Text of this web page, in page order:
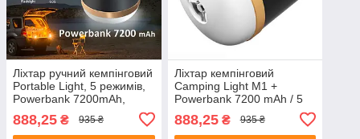
Ліхтар ручний кемпінговий
Portable Light, 5 режимів,
Powerbank 7200mAh,
888,25 ₴ 935 ₴
Ліхтар кемпінговий
Camping Light M1 +
Powerbank 7200 mAh / 5
режимів / магніт / гачок /
IP65 / Type-C Black
888,25₴ 935 ₴